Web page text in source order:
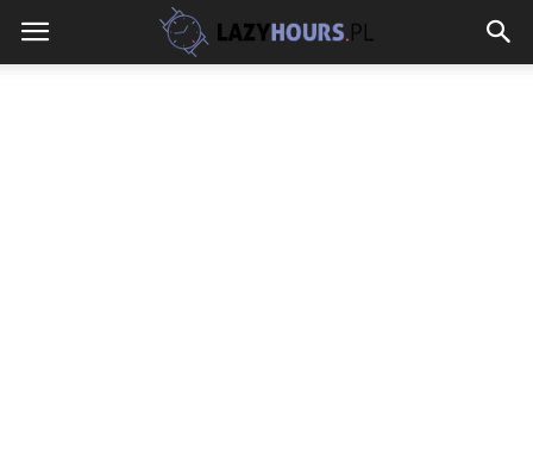
lazyhours.pl